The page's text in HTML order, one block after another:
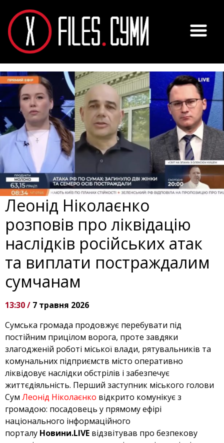
Леонід Ніколаєнко
розповів про ліквідацію
наслідків російських атак
та виплати постраждалим
сумчанам
13:30 / 7 травня 2026
Сумська громада продовжує перебувати під
постійним прицілом ворога, проте завдяки
злагодженій роботі міської влади, рятувальників та
комунальних підприємств місто оперативно
ліквідовує наслідки обстрілів і забезпечує
життєдіяльність. Перший заступник міського голови
Сум Леонід Ніколаєнко відкрито комунікує з
громадою: посадовець у прямому ефірі
національного інформаційного
порталу Новини.LIVE відзвітував про безпекову